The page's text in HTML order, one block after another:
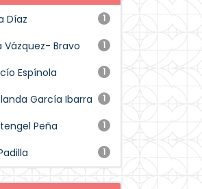
1
Díaz
1
Vázquez- Bravo
1
Espínola
1
García Ibarra
1
Peña
1